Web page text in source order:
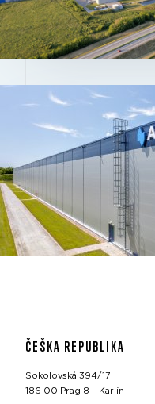
ČEŠKA REPUBLIKA
Sokolovská 394/17
186 00 Prag 8 – Karlín